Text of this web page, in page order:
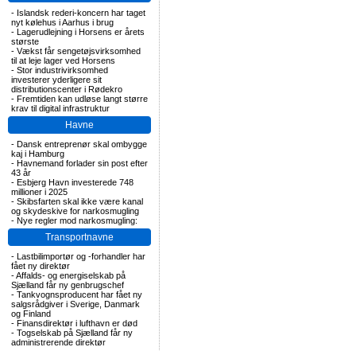
- Islandsk rederi-koncern har taget
nyt kølehus i Aarhus i brug
- Lagerudlejning i Horsens er årets
største
- Vækst får sengetøjsvirksomhed
til at leje lager ved Horsens
- Stor industrivirksomhed
investerer yderligere sit
distributionscenter i Rødekro
- Fremtiden kan udløse langt større
krav til digital infrastruktur
Havne
- Dansk entreprenør skal ombygge
kaj i Hamburg
- Havnemand forlader sin post efter
43 år
- Esbjerg Havn investerede 748
millioner i 2025
- Skibsfarten skal ikke være kanal
og skydeskive for narkosmugling
- Nye regler mod narkosmugling:
Transportnavne
- Lastbilimportør og -forhandler har
fået ny direktør
-Affalds- og energiselskab på
Sjælland får ny genbrugschef
- Tankvognsproducent har fået ny
salgsrådgiver i Sverige, Danmark
og Finland
- Finansdirektør i lufthavn er død
- Togselskab på Sjælland får ny
administrerende direktør